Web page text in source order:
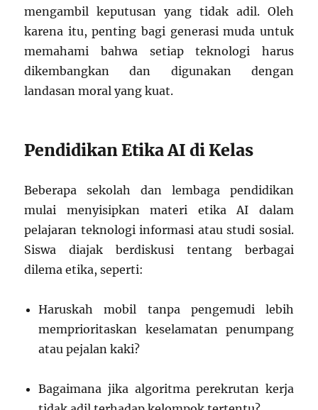
mengambil keputusan yang tidak adil. Oleh
karena itu, penting bagi generasi muda untuk
memahami bahwa setiap teknologi harus
dikembangkan dan digunakan dengan
landasan moral yang kuat.
Pendidikan Etika AI di Kelas
Beberapa sekolah dan lembaga pendidikan
mulai menyisipkan materi etika AI dalam
pelajaran teknologi informasi atau studi sosial.
Siswa diajak berdiskusi tentang berbagai
dilema etika, seperti:
Haruskah mobil tanpa pengemudi lebih
memprioritaskan keselamatan penumpang
atau pejalan kaki?
Bagaimana jika algoritma perekrutan kerja